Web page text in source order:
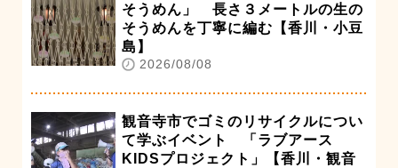
そうめん」 長さ３メートルの生の
そうめんを丁寧に編む【香川・小豆
島】
2026/08/08
観音寺市でゴミのリサイクルについ
て学ぶイベント 「ラブアース
KIDSプロジェクト」【香川・観音